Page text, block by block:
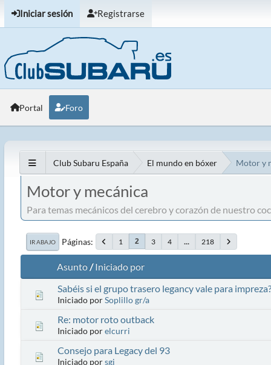
Iniciar sesión Registrarse
Portal Foro
Club Subaru España El mundo en bóxer Motor y
Motor y mecánica
Para temas mecánicos del cerebro y corazón de nuestro
IR ABAJO Páginas 1 2 3 4 ... 218
Asunto/Iniciado por
Sabéis si el grupo trasero legancy vale para impreza?
Iniciado porSoplillo gr/a
Re: motor roto outback
Iniciado porelcurri
Consejo para Legacy del 93
Iniciado porsgj